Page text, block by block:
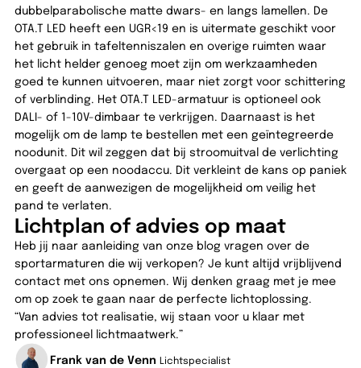
dubbelparabolische matte dwars- en langs lamellen. De
OTA.T LED heeft een UGR<19 en is uitermate geschikt voor
het gebruik in tafeltenniszalen en overige ruimten waar
het licht helder genoeg moet zijn om werkzaamheden
goed te kunnen uitvoeren, maar niet zorgt voor schittering
of verblinding. Het OTA.T LED-armatuur is optioneel ook
DALI- of 1-10V-dimbaar te verkrijgen. Daarnaast is het
mogelijk om de lamp te bestellen met een geïntegreerde
noodunit. Dit wil zeggen dat bij stroomuitval de verlichting
overgaat op een noodaccu. Dit verkleint de kans op paniek
en geeft de aanwezigen de mogelijkheid om veilig het
pand te verlaten.
Lichtplan of advies op maat
Heb jij naar aanleiding van onze blog vragen over de
sportarmaturen die wij verkopen? Je kunt altijd vrijblijvend
contact met ons opnemen. Wij denken graag met je mee
om op zoek te gaan naar de perfecte lichtoplossing.
“Van advies tot realisatie, wij staan voor u klaar met
professioneel lichtmaatwerk.”
Frank van de Venn Lichtspecialist